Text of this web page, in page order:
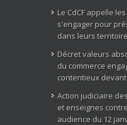
Le CdCF appelle
s'engager pour
dans leurs
Décret valeurs
du commerce
contentieux devant
Action judiciaire
et enseignes
audience du 12